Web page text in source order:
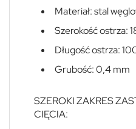
Materiał: stal
Szerokość ostrza:
Długość ostrza:
Grubość: 0,4 mm
SZEROKI ZAKRES
CIĘCIA: